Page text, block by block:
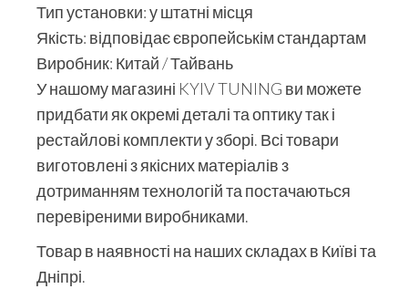
Тип установки: у штатні місця
Якість: відповідає європейськім стандартам
Виробник: Китай / Тайвань
У нашому магазині KYIV TUNING ви можете
придбати як окремі деталі та оптику так і
рестайлові комплекти у зборі. Всі товари
виготовлені з якісних матеріалів з
дотриманням технологій та постачаються
перевіреними виробниками.
Товар в наявності на наших складах в Київі та
Дніпрі.